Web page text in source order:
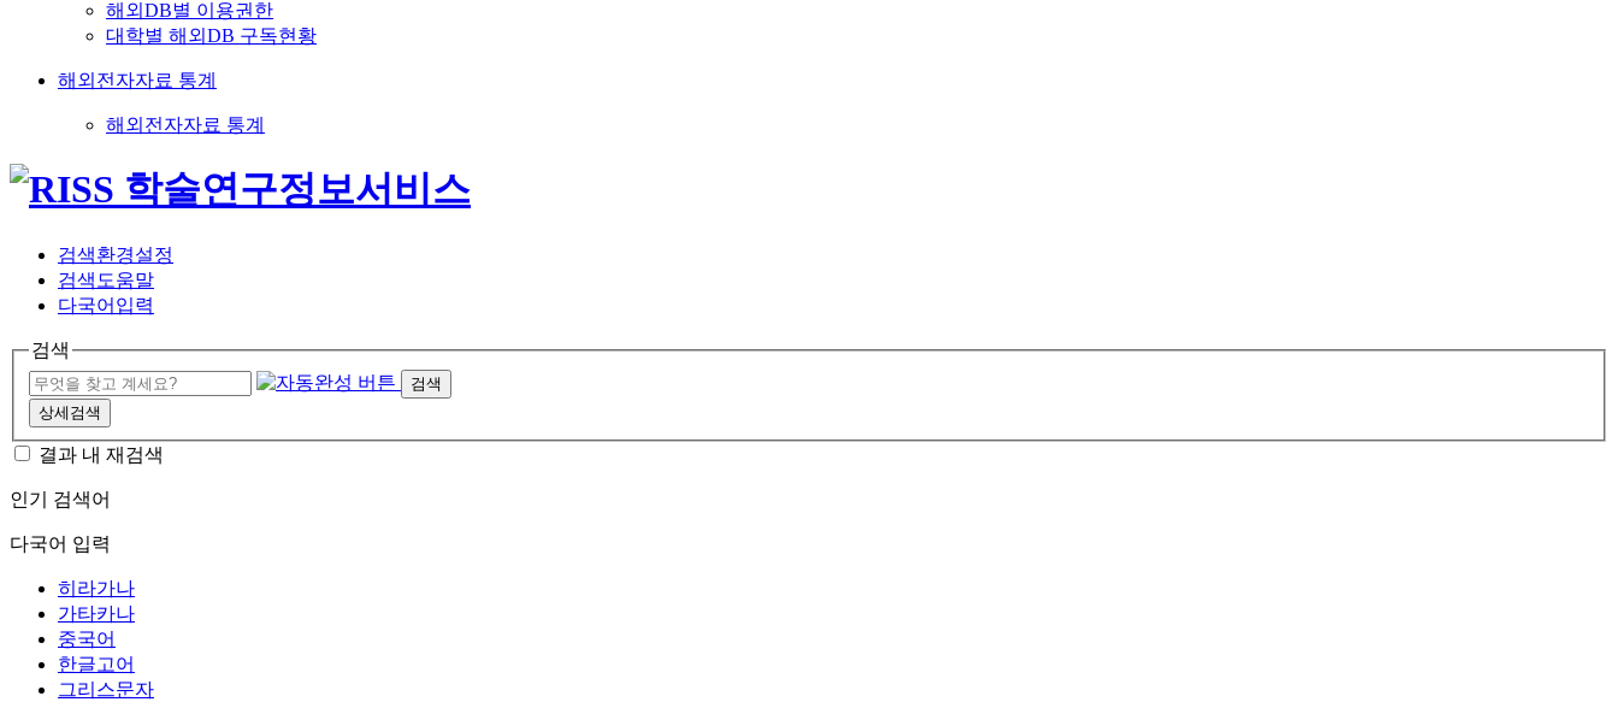
해외DB별 이용권한
대학별 해외DB 구독현황
해외전자자료 통계
해외전자자료 통계
검색환경설정
검색도움말
다국어입력
검색
검색
상세검색
결과 내 재검색
인기 검색어
다국어 입력
히라가나
가타카나
중국어
한글고어
그리스문자